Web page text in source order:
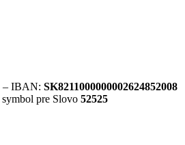
– IBAN: SK8211000000002624852008
pre Slovo 52525